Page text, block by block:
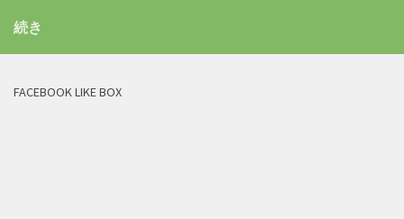
続き
FACEBOOK LIKE BOX